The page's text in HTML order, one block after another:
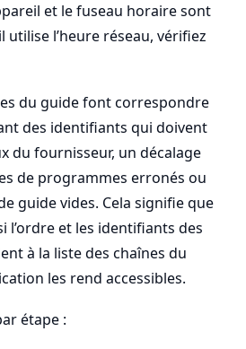
et le fuseau horaire sont
utilise l’heure réseau, vérifiez
du guide font correspondre
des identifiants qui doivent
du fournisseur, un décalage
de programmes erronés ou
guide vides. Cela signifie que
l’ordre et les identifiants des
à la liste des chaînes du
les rend accessibles.
étape :